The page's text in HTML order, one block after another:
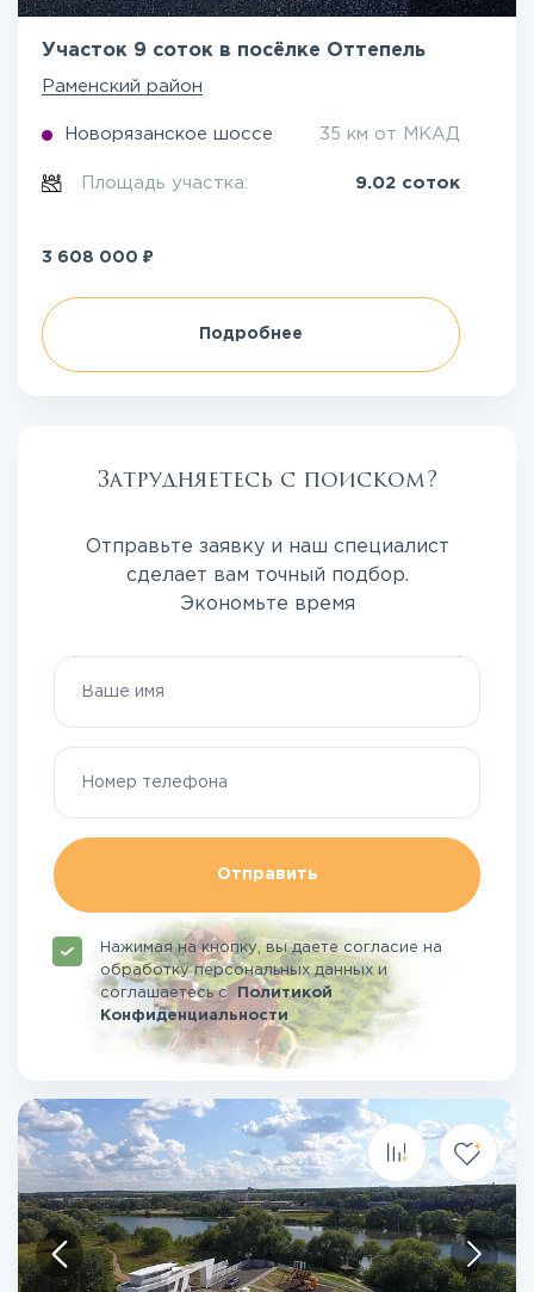
Участок 9 соток в посёлке Оттепель
Раменский район
Новорязанское шоссе 35 км от МКАД
Площадь участка: 9.02 соток
3 608 000 ₽
Подробнее
Затрудняетесь с поиском?
Отправьте заявку и наш специалист
сделает вам точный подбор.
Экономьте время
Отправить
Нажимая на кнопку, вы даете согласие на
обработку персональных данных и
соглашаетесьсПолитикой
Конфиденциальности